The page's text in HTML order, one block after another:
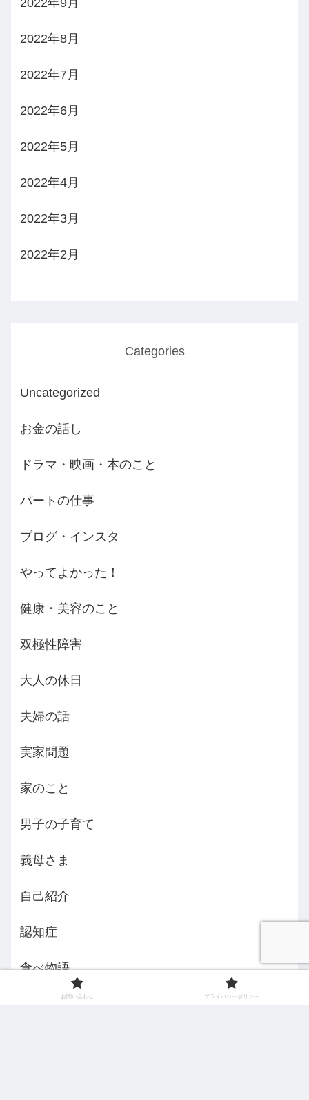
2022年8月
2022年7月
2022年6月
2022年5月
2022年4月
2022年3月
2022年2月
Categories
Uncategorized
お金の話し
ドラマ・映画・本のこと
パートの仕事
ブログ・インスタ
やってよかった！
健康・美容のこと
双極性障害
大人の休日
夫婦の話
実家問題
家のこと
男子の子育て
義母さま
自己紹介
認知症
食べ物語
お問い合わせ プライバシーポリシー